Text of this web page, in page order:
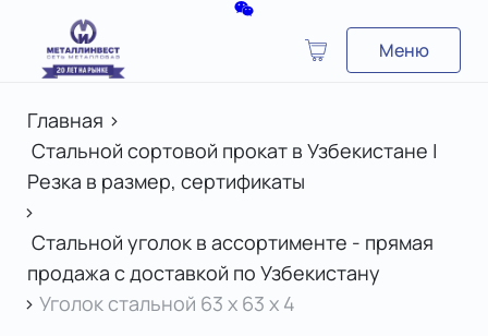
Меню
Главная >
Стальной сортовой прокат в Узбекистане |
Резка в размер, сертификаты
>
Стальной уголок в ассортименте - прямая
продажа с доставкой по Узбекистану
> Уголок стальной 63 х 63 x 4